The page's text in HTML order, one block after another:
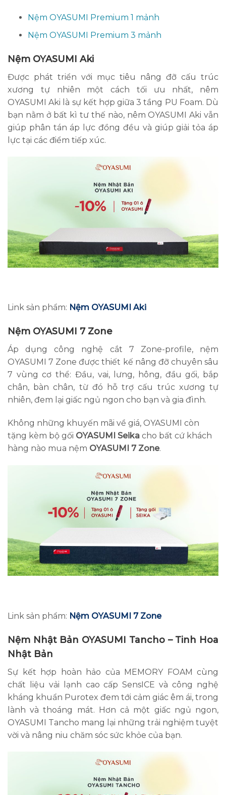
Nệm OYASUMI Premium 1 mảnh
Nệm OYASUMI Premium 3 mảnh
Nệm OYASUMI Aki
Được phát triển với mục tiêu nâng đỡ cấu trúc
xương tự nhiên một cách tối ưu nhất, nêm
OYASUMI Aki là sự kết hợp giữa 3 tầng PU Foam. Dù
bạn nằm ở bất kì tư thế nào, nêm OYASUMI Aki vẫn
giúp phân tán áp lực đồng đều và giúp giải tỏa áp
lực tại các điểm tiếp xúc.
Link sản phẩm: Nệm OYASUMI Aki
Nệm OYASUMI 7 Zone
Áp dụng công nghệ cắt 7 Zone-profile, nệm
OYASUMI 7 Zone được thiết kế nâng đỡ chuyên sâu
7 vùng cơ thể: Đầu, vai, lưng, hông, đầu gối, bắp
chân, bàn chân, từ đó hỗ trợ cấu trúc xương tự
nhiên, đem lại giấc ngủ ngon cho bạn và gia đình.
Không những khuyến mãi về giá, OYASUMI còn
tặng kèm bộ gối OYASUMI Seika cho bất cứ khách
hàng nào mua nệm OYASUMI 7 Zone.
Link sản phẩm: Nệm OYASUMI 7 Zone
Nệm Nhật Bản OYASUMI Tancho– Tinh Hoa
Nhật Bản
Sự kết hợp hoàn hảo của MEMORY FOAM cùng
chất liệu vải lạnh cao cấp SensICE và công nghệ
kháng khuẩn Purotex đem tới cảm giác êm ái, trong
lành và thoáng mát. Hơn cả một giấc ngủ ngon,
OYASUMI Tancho mang lại những trải nghiệm tuyệt
vời và nâng niu chăm sóc sức khỏe của bạn.